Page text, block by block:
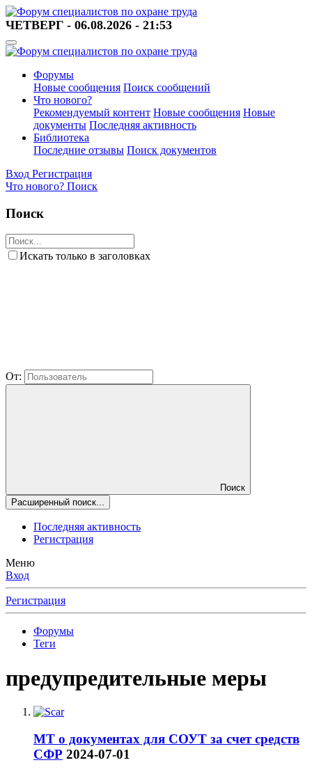
ЧЕТВЕРГ - 06.08.2026 - 21:53
Форумы
Новые сообщения Поиск сообщений
Что нового?
Рекомендуемый контент Новые сообщения Новые
документы Последняя активность
Библиотека
Последние отзывы Поиск документов
Вход Регистрация
Что нового? Поиск
Поиск
Искать только в заголовках
От:
Поиск
Расширенный поиск...
Последняя активность
Регистрация
Меню
Вход
Регистрация
Форумы
Теги
предупредительные меры
МТ о документах для СОУТ за счет средств
СФР 2024-07-01